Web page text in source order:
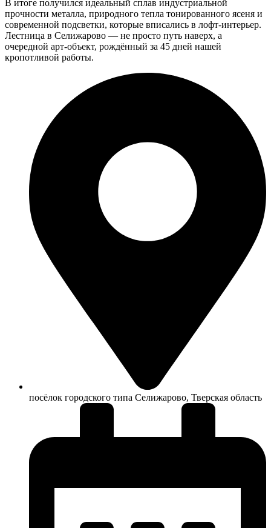
В итоге получился идеальный сплав индустриальной
прочности металла, природного тепла тонированного ясеня и
современной подсветки, которые вписались в лофт-интерьер.
Лестница в Селижарово — не просто путь наверх, а
очередной арт-объект, рождённый за 45 дней нашей
кропотливой работы.
посёлок городского типа Селижарово, Тверская область